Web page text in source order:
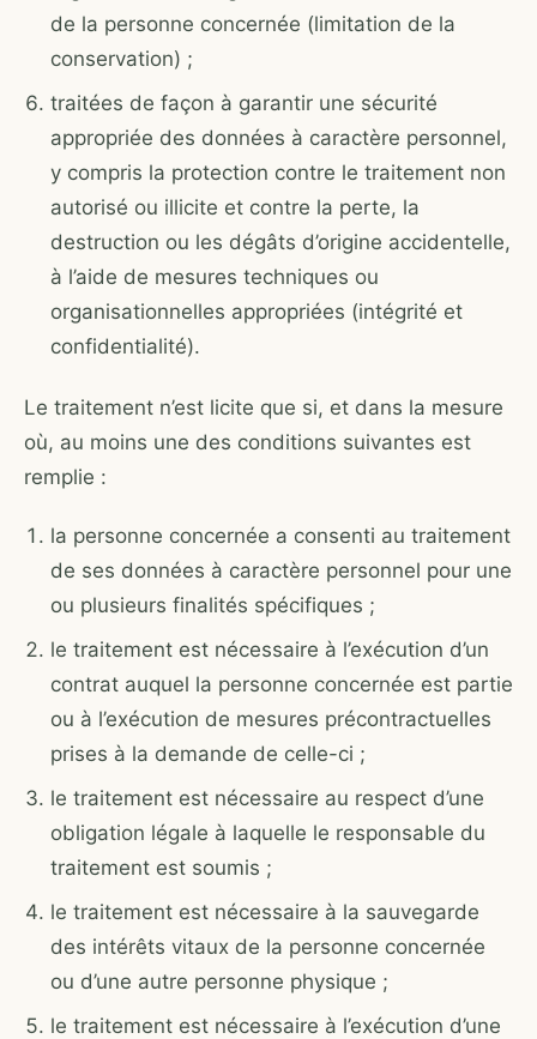
de la personne concernée (limitation de la
conservation) ;
traitées de façon à garantir une sécurité
appropriée des données à caractère personnel,
y compris la protection contre le traitement non
autorisé ou illicite et contre la perte, la
destruction ou les dégâts d’origine accidentelle,
à l’aide de mesures techniques ou
organisationnelles appropriées (intégrité et
confidentialité).
Le traitement n’est licite que si, et dans la mesure
où, au moins une des conditions suivantes est
remplie :
la personne concernée a consenti au traitement
de ses données à caractère personnel pour une
ou plusieurs finalités spécifiques ;
le traitement est nécessaire à l’exécution d’un
contrat auquel la personne concernée est partie
ou à l’exécution de mesures précontractuelles
prises à la demande de celle-ci ;
le traitement est nécessaire au respect d’une
obligation légale à laquelle le responsable du
traitement est soumis ;
le traitement est nécessaire à la sauvegarde
des intérêts vitaux de la personne concernée
ou d’une autre personne physique ;
le traitement est nécessaire à l’exécution d’une